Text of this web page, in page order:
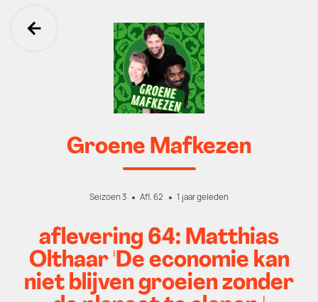
Ga terug
Groene Mafkezen
Seizoen 3 Afl. 62 1 jaar geleden
aflevering 64: Matthias
Olthaar 'De economie kan
niet blijven groeien zonder